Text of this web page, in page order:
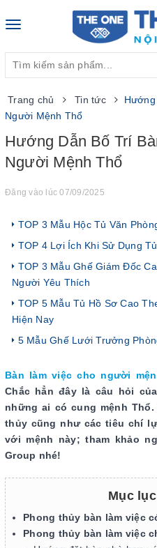
Toggle
Trang chủ Tin tức
Người Mệnh Thổ
Hướng Dẫn Bố Trí
Người Mệnh Thổ
Đăng vào lúc 07/09/2025
TOP 3 Mẫu Hộc Tủ Văn
TOP 4 Lợi Ích Khi Sử Dụng
TOP 3 Mẫu Ghế Giám Đốc
Người Yêu Thích
TOP 5 Mẫu Tủ Hồ Sơ Cao
Hiện Nay
5 Mẫu Ghế Lưới Trưởng
Bàn làm việc cho người
Chắc hẳn đây là câu hỏi
những ai có cung mệnh
thủy cũng như các tiêu chí
với mệnh này; tham khảo
Group nhé!
Mục
Phong thủy bàn làm việc
Phong thủy bàn làm việc